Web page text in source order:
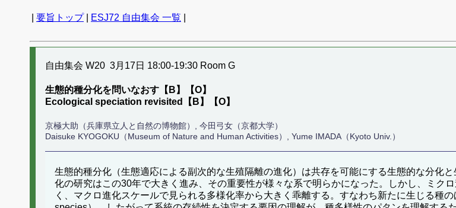
要旨トップ| ESJ72 自由集会 一覧
自由集会 W20 3月17日 18:00-19:30 Room G
生態的種分化を問いなおす【B】【O】
Ecological speciation revisited【B】【O】
京極大助（兵庫県立人と自然の博物館）, 今田弓女（京都大学）
Daisuke KYOGOKU（Museum of Nature and Human Activities）, Yume IMADA（Kyoto Univ.）
生態的種分化（生態適応による副次的な生殖隔離の進化）は共存を可能にする生態的な分化
化の研究はこの30年で大きく進み、その重要性が様々な系で明らかになった。しかし、ミク
く、マクロ進化スケールで見られる多様化率から大きく乖離する。すなわち新たに生じる種